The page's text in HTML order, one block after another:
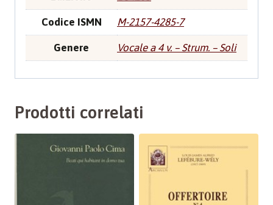
Codice ISMN M-2157-4285-7
Genere Vocale a 4 v. – Strum. – Soli
Prodotti correlati